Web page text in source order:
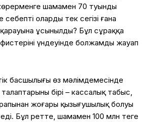
шамамен 70 туынды
олардың тек сегізі ғана
қарауына ұсынылды? Бұл сұраққа
үндеуінде болжамды жауап
басшылығы өз мәлімдемесінде
бірі – кассалық табыс,
жоғары қызығушылық болуы
Бұл ретте, шамамен 100 млн теңге